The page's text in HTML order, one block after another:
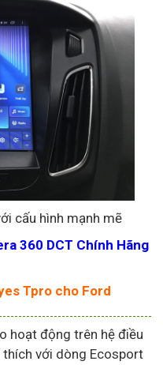
cấu hình mạnh mẽ
360 DCT Chính Hãng
Tpro cho Ford
hoạt động trên hệ điều
với dòng Ecosport